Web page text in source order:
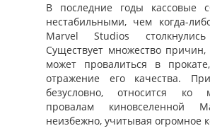
В последние годы кассовые
нестабильными, чем когда-
Marvel Studios
Существует множество
может провалиться в
отражение его качества.
безусловно, относится ко
провалам киновселенной
неизбежно, учитывая огромное